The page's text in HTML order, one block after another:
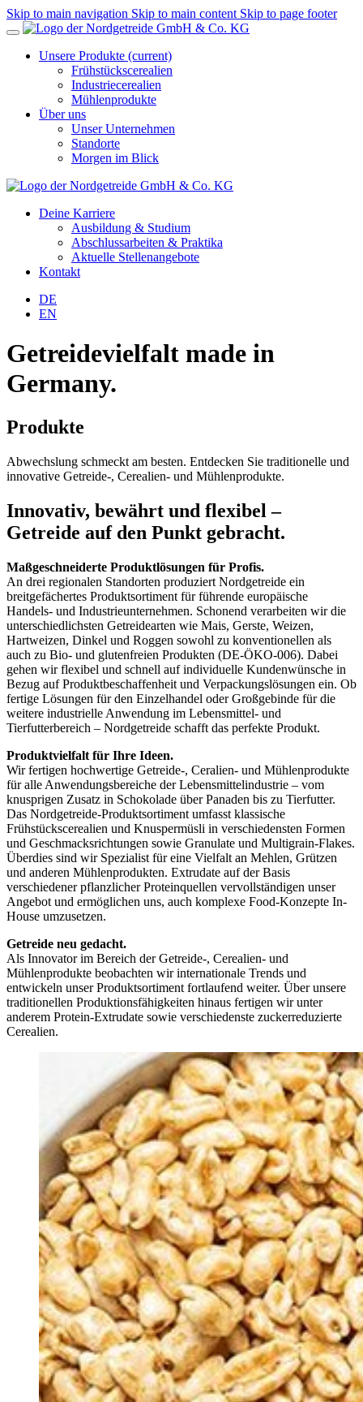
Skip to main navigation Skip to main content Skip to page footer
Unsere Produkte (current)
Frühstückscerealien
Industriecerealien
Mühlenprodukte
Über uns
Unser Unternehmen
Standorte
Morgen im Blick
Deine Karriere
Ausbildung & Studium
Abschlussarbeiten & Praktika
Aktuelle Stellenangebote
Kontakt
DE
EN
Getreidevielfalt made in
Germany.
Produkte
Abwechslung schmeckt am besten. Entdecken Sie traditionelle und
innovative Getreide-, Cerealien- und Mühlenprodukte.
Innovativ, bewährt und flexibel –
Getreide auf den Punkt gebracht.
Maßgeschneiderte Produktlösungen für Profis.
An drei regionalen Standorten produziert Nordgetreide ein
breitgefächertes Produktsortiment für führende europäische
Handels- und Industrieunternehmen. Schonend verarbeiten wir die
unterschiedlichsten Getreidearten wie Mais, Gerste, Weizen,
Hartweizen, Dinkel und Roggen sowohl zu konventionellen als
auch zu Bio- und glutenfreien Produkten (DE-ÖKO-006). Dabei
gehen wir flexibel und schnell auf individuelle Kundenwünsche in
Bezug auf Produktbeschaffenheit und Verpackungslösungen ein. Ob
fertige Lösungen für den Einzelhandel oder Großgebinde für die
weitere industrielle Anwendung im Lebensmittel- und
Tierfutterbereich – Nordgetreide schafft das perfekte Produkt.
Produktvielfalt für Ihre Ideen.
Wir fertigen hochwertige Getreide-, Ceralien- und Mühlenprodukte
für alle Anwendungsbereiche der Lebensmittelindustrie – vom
knusprigen Zusatz in Schokolade über Panaden bis zu Tierfutter.
Das Nordgetreide-Produktsortiment umfasst klassische
Frühstückscerealien und Knuspermüsli in verschiedensten Formen
und Geschmacksrichtungen sowie Granulate und Multigrain-Flakes.
Überdies sind wir Spezialist für eine Vielfalt an Mehlen, Grützen
und anderen Mühlenprodukten. Extrudate auf der Basis
verschiedener pflanzlicher Proteinquellen vervollständigen unser
Angebot und ermöglichen uns, auch komplexe Food-Konzepte In-
House umzusetzen.
Getreide neu gedacht.
Als Innovator im Bereich der Getreide-, Cerealien- und
Mühlenprodukte beobachten wir internationale Trends und
entwickeln unser Produktsortiment fortlaufend weiter. Über unsere
traditionellen Produktionsfähigkeiten hinaus fertigen wir unter
anderem Protein-Extrudate sowie verschiedenste zuckerreduzierte
Cerealien.